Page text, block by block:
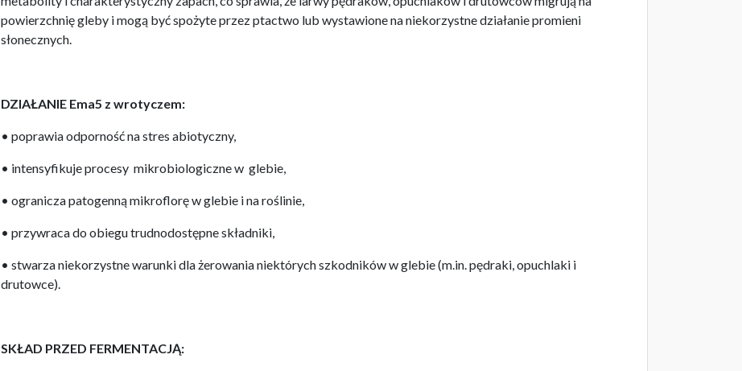
powierzchnię gleby i mogą być spożyte przez ptactwo lub wystawione na niekorzystne działanie promieni
słonecznych.
DZIAŁANIE Ema5 z wrotyczem:
• poprawia odporność na stres abiotyczny,
• intensyfikuje procesy mikrobiologiczne w glebie,
• ogranicza patogenną mikroflorę w glebie i na roślinie,
• przywraca do obiegu trudnodostępne składniki,
• stwarza niekorzystne warunki dla żerowania niektórych szkodników w glebie (m.in. pędraki, opuchlaki i
drutowce).
SKŁAD PRZED FERMENTACJĄ: